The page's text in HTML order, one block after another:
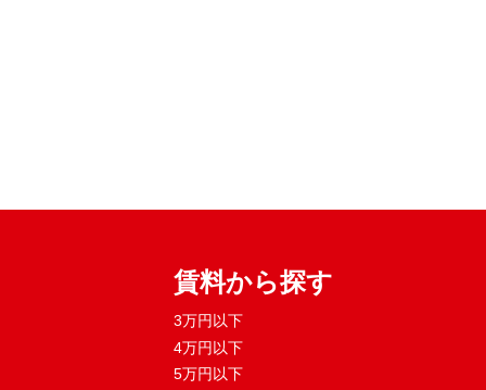
賃料から探す
3万円以下
4万円以下
5万円以下